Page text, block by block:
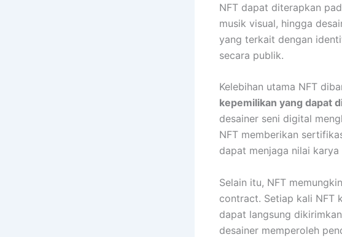
NFT dapat diterapkan
musik visual, hingga
yang terkait dengan
secara publik.
Kelebihan utama NFT
kepemilikan yang dapat
desainer seni digital
NFT memberikan
dapat menjaga nilai karya
Selain itu, NFT
contract. Setiap kali NFT
dapat langsung
desainer memperoleh